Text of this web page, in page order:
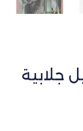
جلابية